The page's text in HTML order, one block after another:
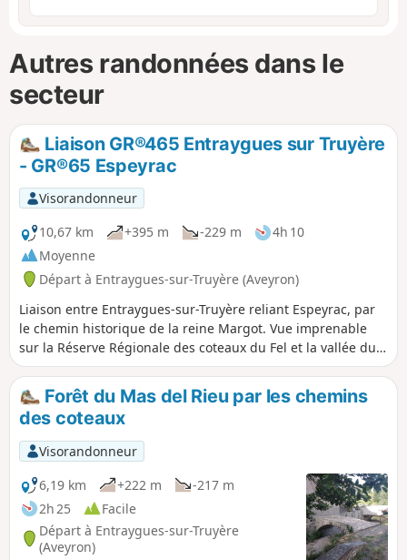
Autres randonnées dans le
secteur
Liaison GR®465 Entraygues sur Truyère
- GR®65 Espeyrac
Visorandonneur
10,67 km
+395 m -229 m
4h 10
Moyenne
Départ à Entraygues-sur-Truyère (Aveyron)
Liaison entre Entraygues-sur-Truyère reliant Espeyrac, par
le chemin historique de la reine Margot. Vue imprenable
sur la Réserve Régionale des coteaux du Fel et la vallée du
Lot, puis celle des Dazes. Espeyrac est la dernière étape
avant Conques, sur le chemin de Saint-Jacques de
Compostelle via le GR®65.
Forêt du Mas del Rieu par les chemins
des coteaux
Visorandonneur
6,19 km
+222 m
-217 m
2h 25
Facile
Départ à Entraygues-sur-Truyère
(Aveyron)